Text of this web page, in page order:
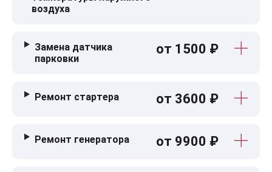
воздуха
Замена датчика
парковки
от 1500 ₽
Ремонт стартера от 3600 ₽
Ремонт генератора от 9900 ₽